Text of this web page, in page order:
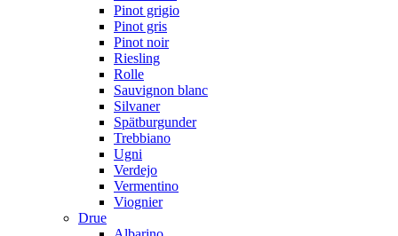
Pinot grigio
Pinot gris
Pinot noir
Riesling
Rolle
Sauvignon blanc
Silvaner
Spätburgunder
Trebbiano
Ugni
Verdejo
Vermentino
Viognier
Drue